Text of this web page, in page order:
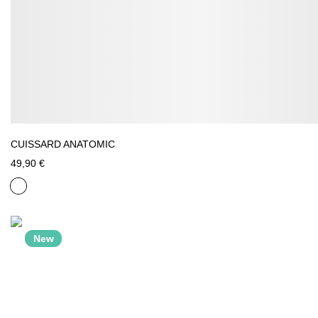
CUISSARD ANATOMIC
49,90 €
New